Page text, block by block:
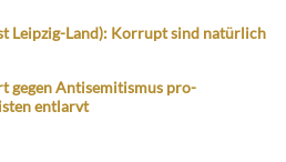
Leipzig-Land): Korrupt sind natürlich
gegen Antisemitismus pro-
entlarvt